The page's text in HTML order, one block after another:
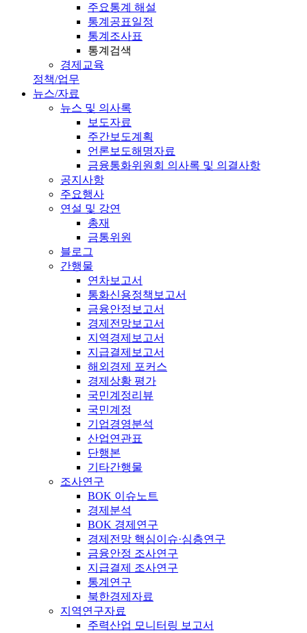
주요통계 해설
통계공표일정
통계조사표
통계검색
경제교육
정책/업무
뉴스/자료
뉴스 및 의사록
보도자료
주간보도계획
언론보도해명자료
금융통화위원회 의사록 및 의결사항
공지사항
주요행사
연설 및 강연
총재
금통위원
블로그
간행물
연차보고서
통화신용정책보고서
금융안정보고서
경제전망보고서
지역경제보고서
지급결제보고서
해외경제 포커스
경제상황 평가
국민계정리뷰
국민계정
기업경영분석
산업연관표
단행본
기타간행물
조사연구
BOK 이슈노트
경제분석
BOK 경제연구
경제전망 핵심이슈·심층연구
금융안정 조사연구
지급결제 조사연구
통계연구
북한경제자료
지역연구자료
주력산업 모니터링 보고서